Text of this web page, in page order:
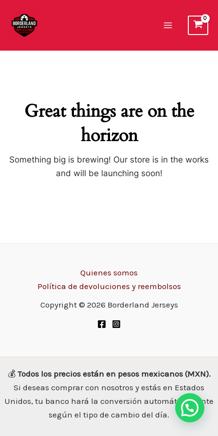
contenido
Great things are on the
horizon
Something big is brewing! Our store is in the works
and will be launching soon!
Quienes somos
Política de devoluciones y reembolsos
Copyright © 2026 Borderland Jerseys
💰 Todos los precios están en pesos mexicanos (MXN).
Si deseas comprar con nosotros y estás en Estados
Unidos, tu banco hará la conversión automáticamente
según el tipo de cambio del día.